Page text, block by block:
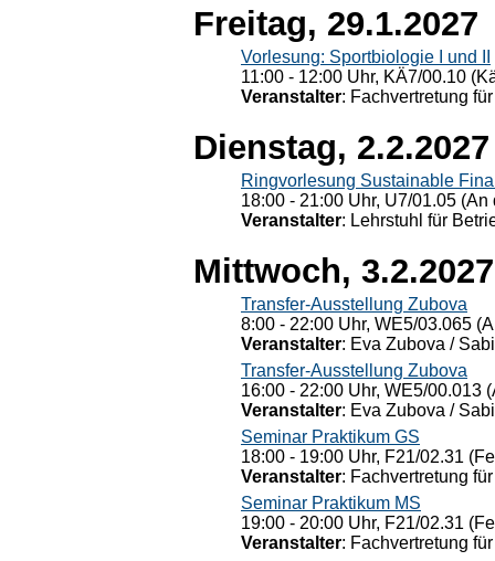
Freitag, 29.1.2027
Vorlesung: Sportbiologie I und II
11:00 - 12:00 Uhr, KÄ7/00.10
Veranstalter: Fachvertretung
Dienstag, 2.2.2027
Ringvorlesung Sustainable
18:00 - 21:00 Uhr, U7/01.05
Veranstalter: Lehrstuhl für
Mittwoch, 3.2.2027
Transfer-Ausstellung Zubova
8:00 - 22:00 Uhr, WE5/03.065
Veranstalter: Eva Zubova /
Transfer-Ausstellung Zubova
16:00 - 22:00 Uhr, WE5/00.013
Veranstalter: Eva Zubova /
Seminar Praktikum GS
18:00 - 19:00 Uhr, F21/02.31
Veranstalter: Fachvertretung
Seminar Praktikum MS
19:00 - 20:00 Uhr, F21/02.31
Veranstalter: Fachvertretung